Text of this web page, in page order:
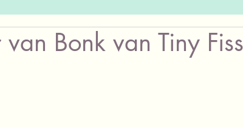
Volwassenen Doe-en zoekboeken
Bonk van Tiny